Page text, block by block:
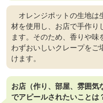
オレンジポットの生地は
材を使用し、お店で手作り
ます。そのため、香りや味
わずおいしいクレープをご
けます。
お店（作り、部屋、雰囲気
でアピールされたいことは